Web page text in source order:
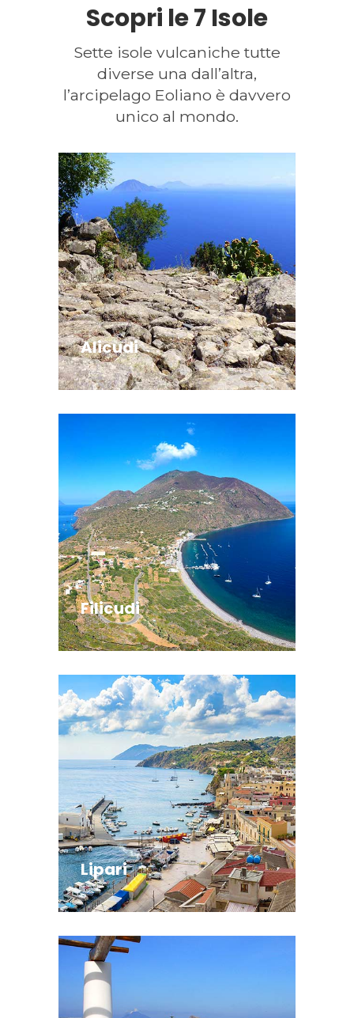
Scopri le 7 Isole
Sette isole vulcaniche tutte
diverse una dall’altra,
l’arcipelago Eoliano è davvero
unico al mondo.
Alicudi
Filicudi
Lipari